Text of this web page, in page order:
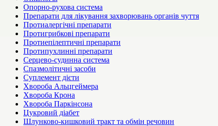
Опорно-рухова система
Препарати для лікування захворювань органів чуття
Протиалергічні препарати
Протигрибкові препарати
Протиепілептичні препарати
Протипухлинні препарати
Серцево-судинна система
Спазмолітичні засоби
Суплемент дієти
Хвороба Альцгеймера
Хвороба Крона
Хвороба Паркінсона
Цукровий діабет
Шлунково-кишковий тракт та обмін речовин